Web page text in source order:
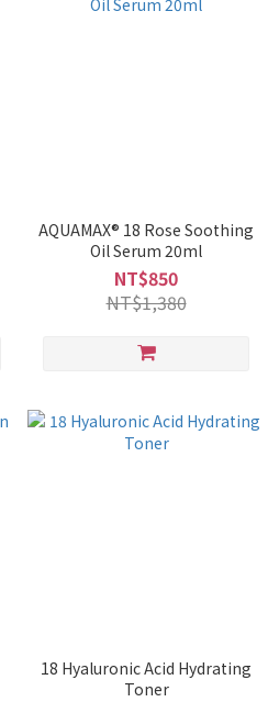
AQUAMAX® 18 Rose Soothing
Oil Serum 20ml
NT$850
NT$1,380
18 Hyaluronic Acid Hydrating
Toner